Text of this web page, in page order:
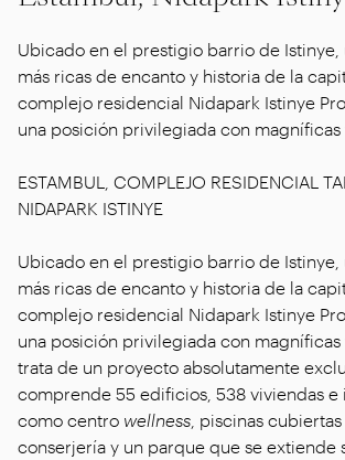
Ubicado en el prestigio barrio de Istinye,
más ricas de encanto y historia de la
complejo residencial Nidapark Istinye
una posición privilegiada con magníficas
ESTAMBUL, COMPLEJO RESIDENCIAL
NIDAPARK ISTINYE
Ubicado en el prestigio barrio de Istinye,
más ricas de encanto y historia de la
complejo residencial Nidapark Istinye
una posición privilegiada con magníficas
trata de un proyecto absolutamente
comprende 55 edificios, 538 viviendas e
como centro wellness , piscinas
conserjería y un parque que se extiende